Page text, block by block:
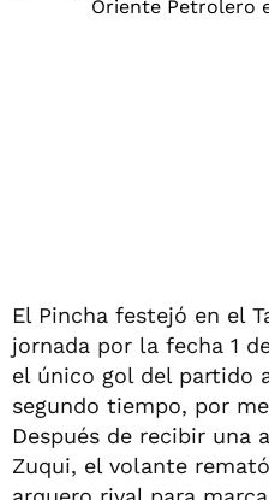
El Pincha festejó en el
jornada por la fecha 1
el único gol del partido
segundo tiempo, por
Después de recibir una
Zuqui, el volante